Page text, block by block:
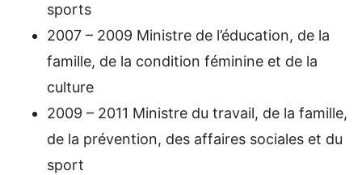
sports
2007 – 2009 Ministre de l’éducation, de la
famille, de la condition féminine et de la
culture
2009 – 2011 Ministre du travail, de la famille,
de la prévention, des affaires sociales et du
sport